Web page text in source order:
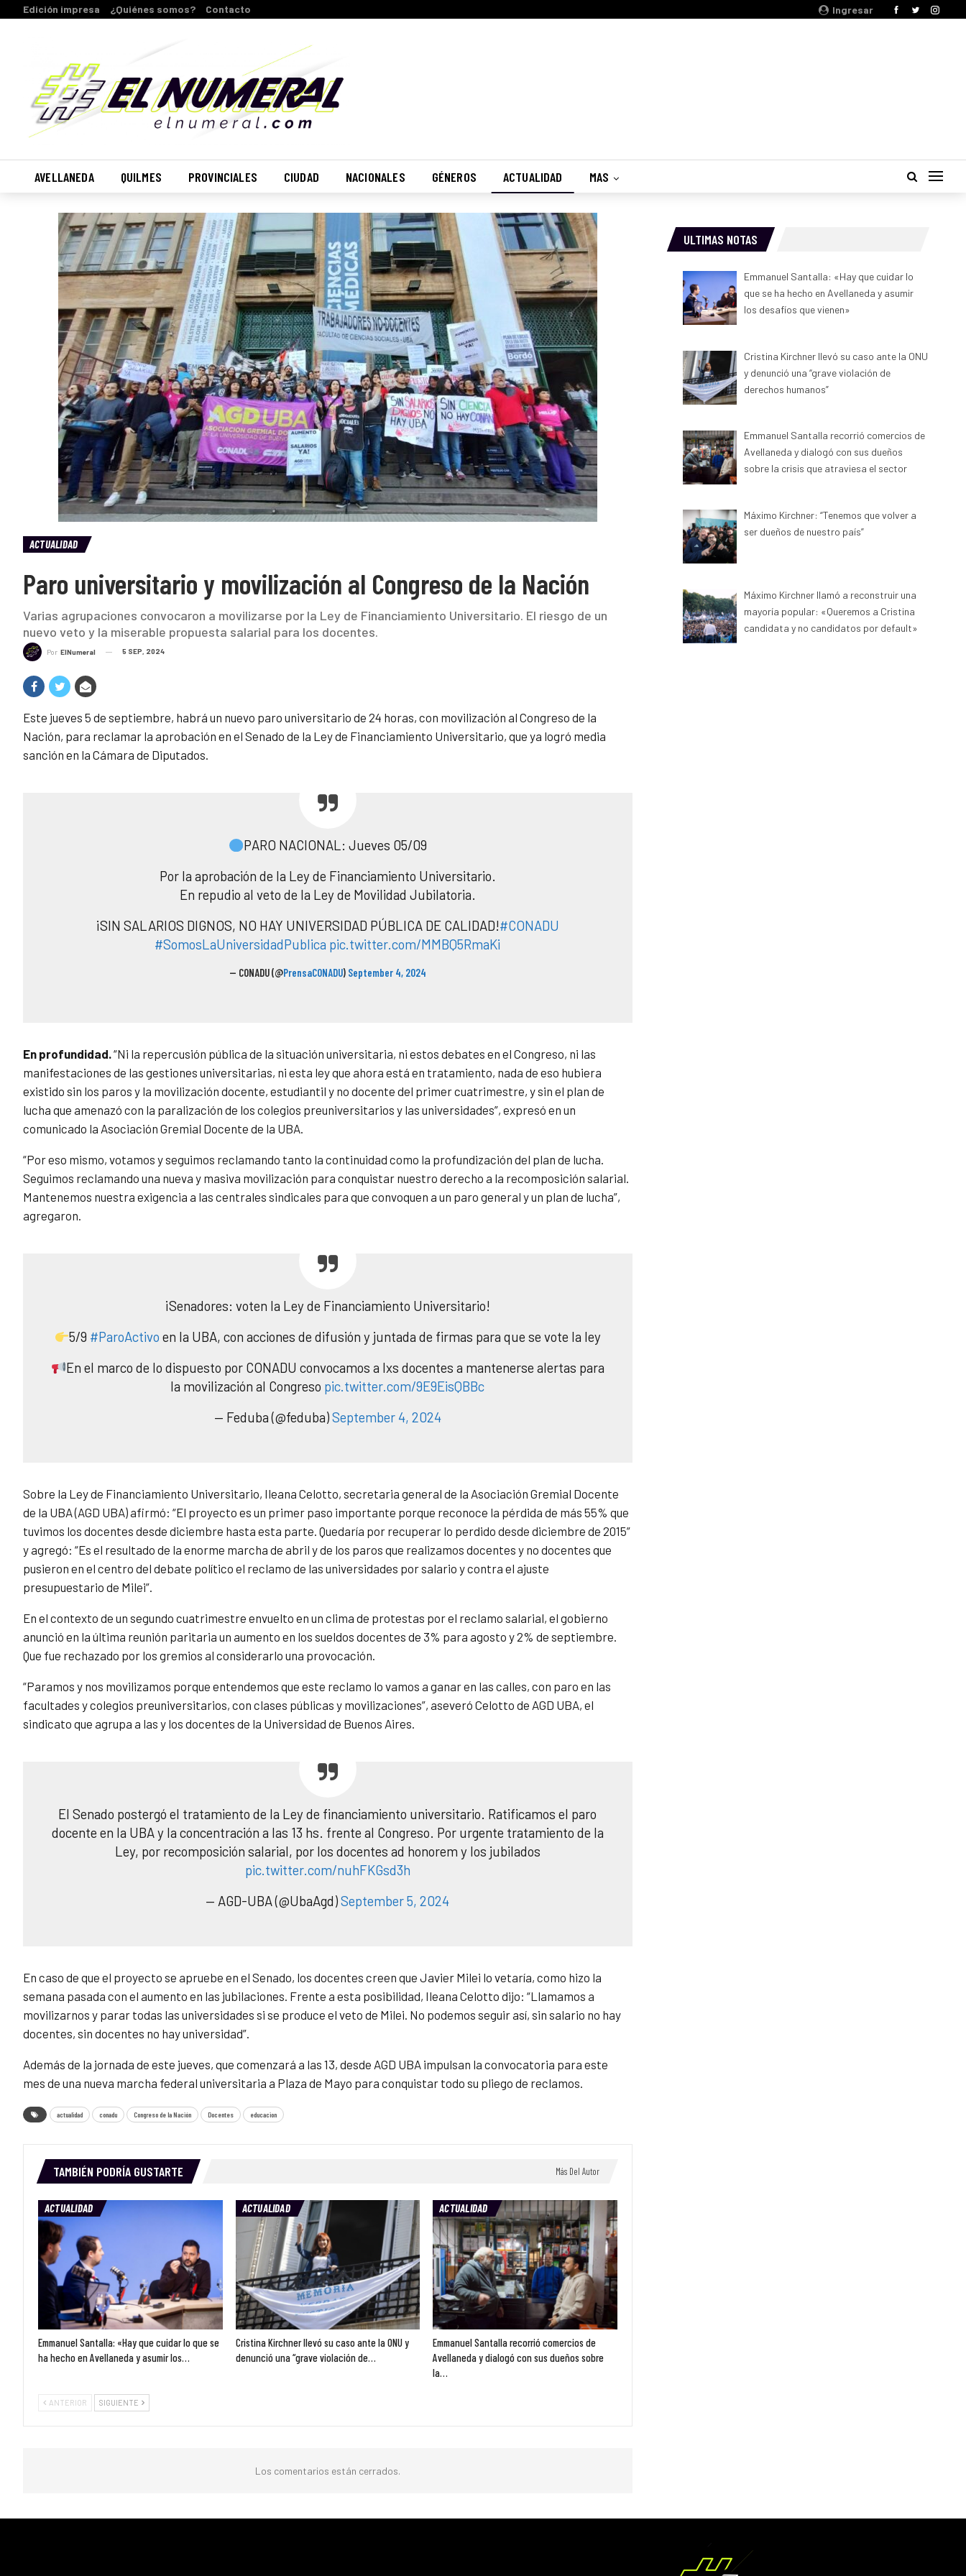
Ingresar
Edición impresa ¿Quiénes somos? Contacto
AVELLANEDA QUILMES PROVINCIALES CIUDAD NACIONALES GÉNEROS ACTUALIDAD MAS
ACTUALIDAD
Paro universitario y movilización al Congreso de la Nación
Varias agrupaciones convocaron a movilizarse por la Ley de Financiamiento Universitario. El riesgo de un
nuevo veto y la miserable propuesta salarial para los docentes.
Por ElNumeral 5 SEP, 2024
Este jueves 5 de septiembre, habrá un nuevo paro universitario de 24 horas, con movilización al Congreso de la
Nación, para reclamar la aprobación en el Senado de la Ley de Financiamiento Universitario, que ya logró media
sanción en la Cámara de Diputados.
PARO NACIONAL: Jueves 05/09
Por la aprobación de la Ley de Financiamiento Universitario.
En repudio al veto de la Ley de Movilidad Jubilatoria.
¡SIN SALARIOS DIGNOS, NO HAY UNIVERSIDAD PÚBLICA DE CALIDAD!#CONADU
#SomosLaUniversidadPublica pic.twitter.com/MMBQ5RmaKi
— CONADU (@PrensaCONADU) September 4, 2024
En profundidad.“Ni la repercusión pública de la situación universitaria, ni estos debates en el Congreso, ni las
manifestaciones de las gestiones universitarias, ni esta ley que ahora está en tratamiento, nada de eso hubiera
existido sin los paros y la movilización docente, estudiantil y no docente del primer cuatrimestre, y sin el plan de
lucha que amenazó con la paralización de los colegios preuniversitarios y las universidades”, expresó en un
comunicado la Asociación Gremial Docente de la UBA.
“Por eso mismo, votamos y seguimos reclamando tanto la continuidad como la profundización del plan de lucha.
Seguimos reclamando una nueva y masiva movilización para conquistar nuestro derecho a la recomposición salarial.
Mantenemos nuestra exigencia a las centrales sindicales para que convoquen a un paro general y un plan de lucha”,
agregaron.
¡Senadores: voten la Ley de Financiamiento Universitario!
5/9 #ParoActivo en la UBA, con acciones de difusión y juntada de firmas para que se vote la ley
En el marco de lo dispuesto por CONADU convocamos a lxs docentes a mantenerse alertas para
la movilización al Congreso pic.twitter.com/9E9EisQBBc
— Feduba (@feduba)September 4, 2024
Sobre la Ley de Financiamiento Universitario, Ileana Celotto, secretaria general de la Asociación Gremial Docente
de la UBA (AGD UBA) afirmó: “El proyecto es un primer paso importante porque reconoce la pérdida de más 55% que
tuvimos los docentes desde diciembre hasta esta parte. Quedaría por recuperar lo perdido desde diciembre de 2015”
y agregó: “Es el resultado de la enorme marcha de abril y de los paros que realizamos docentes y no docentes que
pusieron en el centro del debate político el reclamo de las universidades por salario y contra el ajuste
presupuestario de Milei”.
En el contexto de un segundo cuatrimestre envuelto en un clima de protestas por el reclamo salarial, el gobierno
anunció en la última reunión paritaria un aumento en los sueldos docentes de 3% para agosto y 2% de septiembre.
Que fue rechazado por los gremios al considerarlo una provocación.
“Paramos y nos movilizamos porque entendemos que este reclamo lo vamos a ganar en las calles, con paro en las
facultades y colegios preuniversitarios, con clases públicas y movilizaciones”, aseveró Celotto de AGD UBA, el
sindicato que agrupa a las y los docentes de la Universidad de Buenos Aires.
El Senado postergó el tratamiento de la Ley de financiamiento universitario. Ratificamos el paro
docente en la UBA y la concentración a las 13 hs. frente al Congreso. Por urgente tratamiento de la
Ley, por recomposición salarial, por los docentes ad honorem y los jubilados
pic.twitter.com/nuhFKGsd3h
— AGD-UBA (@UbaAgd)September 5, 2024
En caso de que el proyecto se apruebe en el Senado, los docentes creen que Javier Milei lo vetaría, como hizo la
semana pasada con el aumento en las jubilaciones. Frente a esta posibilidad, Ileana Celotto dijo: “Llamamos a
movilizarnos y parar todas las universidades si se produce el veto de Milei. No podemos seguir así, sin salario no hay
docentes, sin docentes no hay universidad”.
Además de la jornada de este jueves, que comenzará a las 13, desde AGD UBA impulsan la convocatoria para este
mes de una nueva marcha federal universitaria a Plaza de Mayo para conquistar todo su pliego de reclamos.
actualidad conadu Congreso de la Nación Docentes educacion
TAMBIÉN PODRÍA GUSTARTE Más Del Autor
ACTUALIDAD
Emmanuel Santalla: «Hay que cuidar lo que se
ha hecho en Avellaneda y asumir los…
ACTUALIDAD
Cristina Kirchner llevó su caso ante la ONU y
denunció una “grave violación de…
ACTUALIDAD
Emmanuel Santalla recorrió comercios de
Avellaneda y dialogó con sus dueños sobre
la…
ANTERIOR SIGUIENTE
Los comentarios están cerrados.
ULTIMAS NOTAS
Emmanuel Santalla: «Hay que cuidar lo
que se ha hecho en Avellaneda y asumir
los desafíos que vienen»
Cristina Kirchner llevó su caso ante la ONU
y denunció una “grave violación de
derechos humanos”
Emmanuel Santalla recorrió comercios de
Avellaneda y dialogó con sus dueños
sobre la crisis que atraviesa el sector
Máximo Kirchner: “Tenemos que volver a
ser dueños de nuestro país”
Máximo Kirchner llamó a reconstruir una
mayoría popular: «Queremos a Cristina
candidata y no candidatos por default»